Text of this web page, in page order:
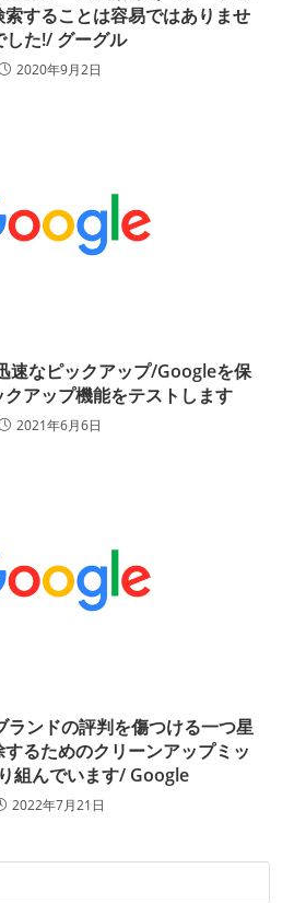
することは容易ではありませ
した!/ グーグル
2020年9月2日
速なピックアップ/Googleを保
アップ機能をテストします
2021年6月6日
ランドの評判を傷つける一つ星
るためのクリーンアップミッ
組んでいます/ Google
2022年7月21日